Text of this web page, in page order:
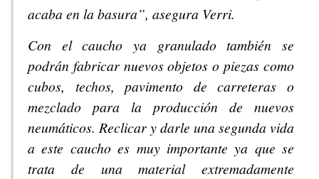
acaba en la basura”, asegura Verri.
Con el caucho ya granulado también se
podrán fabricar nuevos objetos o piezas como
cubos, techos, pavimento de carreteras o
mezclado para la producción de nuevos
neumáticos. Reclicar y darle una segunda vida
a este caucho es muy importante ya que se
trata de una material extremadamente